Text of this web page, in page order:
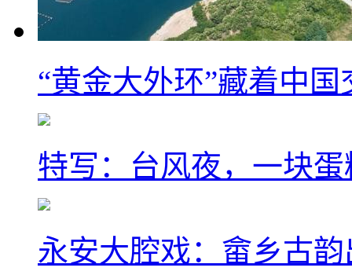
“黄金大外环”藏着中
特写：台风夜，一块
永安大腔戏：畲乡古